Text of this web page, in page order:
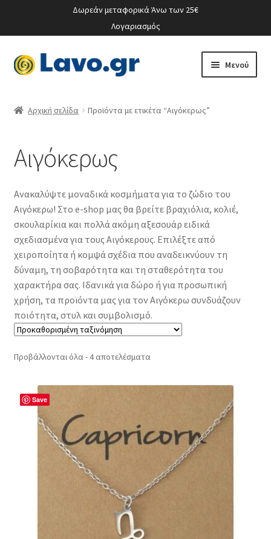
Δωρεάν μεταφορικά Άνω των 25€
Λογαριασμός
Απευθείας
μετάβαση
πλοήγηση
Μετάβαση
σε
Μενού
Αρχική σελίδα Προϊόντα με ετικέτα “Αιγόκερως”
Αιγόκερως
Ανακαλύψτε μοναδικά κοσμήματα για το ζώδιο του
Αιγόκερω! Στο e-shop μας θα βρείτε βραχιόλια, κολιέ,
σκουλαρίκια και πολλά ακόμη αξεσουάρ ειδικά
σχεδιασμένα για τους Αιγόκερους. Επιλέξτε από
χειροποίητα ή κομψά σχέδια που αναδεικνύουν τη
δύναμη, τη σοβαρότητα και τη σταθερότητα του
χαρακτήρα σας. Ιδανικά για δώρο ή για προσωπική
χρήση, τα προϊόντα μας για τον Αιγόκερω συνδυάζουν
ποιότητα, στυλ και συμβολισμό.
Προβάλλονται όλα - 4 αποτελέσματα
Save